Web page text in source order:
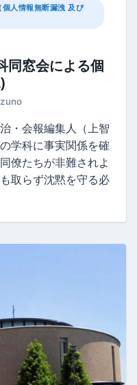
個人情報無断漏洩 及び
同窓会による個
・会報編集人（上智
学科に事実関係を確
僚たちが非難されよ
取らず沈黙を守る必